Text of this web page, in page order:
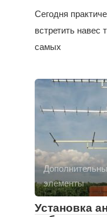
Сегодня
встретить навес
самых
элементы
Установка